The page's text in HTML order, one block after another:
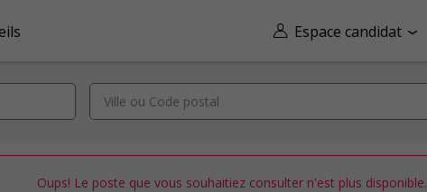
Espace candidat
Oups! Le poste que vous souhaitiez consulter n'est plus disponible.